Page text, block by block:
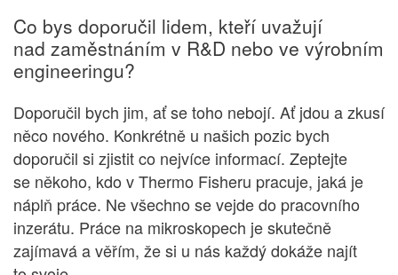
Co bys doporučil lidem, kteří uvažují
nad zaměstnáním v R&D nebo ve výrobním
engineeringu?
Doporučil bych jim, ať se toho nebojí. Ať jdou a zkusí
něco nového. Konkrétně u našich pozic bych
doporučil si zjistit co nejvíce informací. Zeptejte
se někoho, kdo v Thermo Fisheru pracuje, jaká je
náplň práce. Ne všechno se vejde do pracovního
inzerátu. Práce na mikroskopech je skutečně
zajímavá a věřím, že si u nás každý dokáže najít